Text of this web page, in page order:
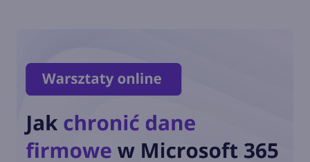
Windows 11 staje się
platformą dla AI i agentów.
Nowości na Ignite 2025